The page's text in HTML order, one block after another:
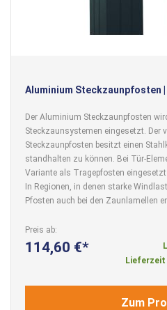
Aluminium Steckzaunpfosten
Der Aluminium Steckzaunpfosten
Steckzaunsystemen eingesetzt. Der
Steckzaunpfosten besitzt einen
standhalten zu können. Bei Tür-
Variante als Tragepfosten eingesetzt
In Regionen, in denen starke
Pfosten auch bei den Zaunlamellen
Preis ab
114,60 €
Lieferzeit
Zum